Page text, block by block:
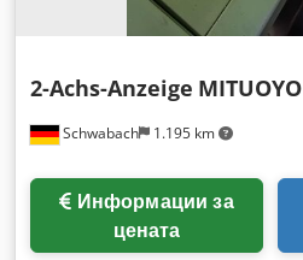
Schwabach 1.195 km
2-Achs-Anzeige MITUOYO
цената